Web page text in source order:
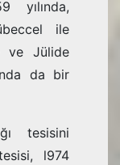
yılında,
ile
ve Jülide
da bir
tesisini
l974